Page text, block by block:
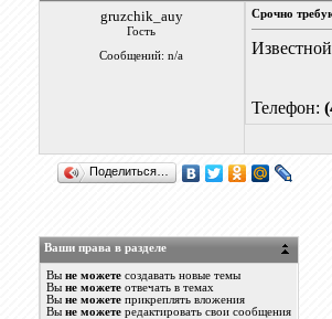
gruzchik_auy
Гость
Сообщений: n/a
Cрочно
Телефон:
Поделиться…
Ваши права в разделе
Вы не можетесоздавать новые темы
Вы не можетеотвечать в темах
Вы не можетеприкреплять вложения
Вы не можетередактировать свои сообщения